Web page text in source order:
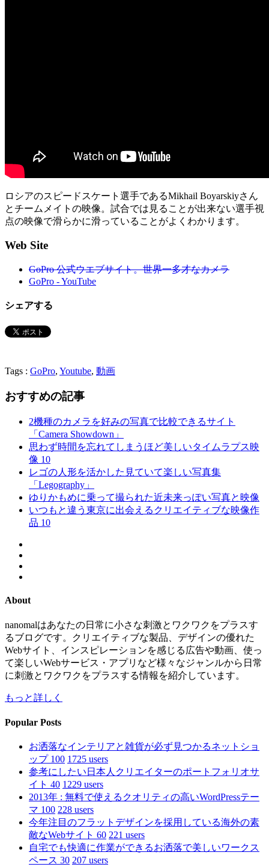
ロシアのスピードスケート選手であるMikhail Boyarskiyさん
とチームメイトの映像。試合では見ることが出来ない選手視
点の映像で滑らかに滑っていることがよくわかります。
Web Site
GoPro 公式ウエブサイト。世界一多才なカメラ
GoPro - YouTube
シェアする
Tags : GoPro, Youtube, 動画
おすすめの記事
2機種のカメラを好みの写真で比較できるサイト
「Camera Showdown」
思わず時間を忘れてしまうほど美しいタイムラプス映
像 10
レゴの人形を活かした見ていて楽しい写真集
「Legography」
ゆりかもめに乗って撮られた近未来っぽい写真と映像
いつもと違う東京に出会えるクリエイティブな映像作
品 10
About
nanomalはあなたの日常に小さな刺激とワクワクをプラスす
るブログです。クリエイティブな製品、デザインの優れた
Webサイト、インスピレーションを感じる広告や動画、使っ
て楽しいWebサービス・アプリなど様々なジャンルから日常
に刺激とワクワクをプラスする情報を紹介しています。
もっと詳しく
Popular Posts
お洒落なインテリアと雑貨が必ず見つかるネットショ
ップ 100 1725 users
参考にしたい日本人クリエイターのポートフォリオサ
イト 40 1229 users
2013年 : 無料で使えるクオリティの高いWordPressテー
マ 100 228 users
今年注目のフラットデザインを採用している海外の素
敵なWebサイト 60 221 users
自宅でも快適に作業ができるお洒落で美しいワークス
ペース 30 207 users